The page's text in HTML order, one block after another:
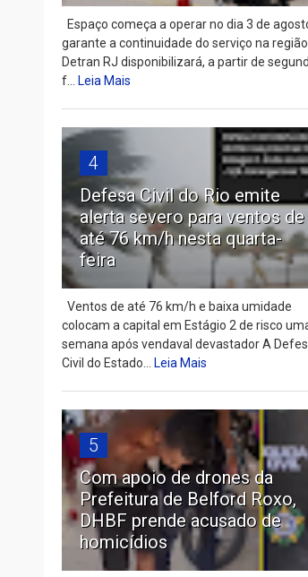
Espaço começa a operar no dia 3 de
garante a continuidade do serviço na região
Detran RJ disponibilizará, a partir de
f...Leia Mais
4
Defesa Civil do Rio emite
alerta severo para ventos de
até 76 km/h nesta quarta-
feira
Ventos de até 76 km/h e baixa umidade
colocam a capital em Estágio 2 de risco
semana após vendaval devastador A
Civil do Estado...Leia Mais
5
Com apoio de drones da
Prefeitura de Belford Roxo,
DHBF prende acusado de
homicídios